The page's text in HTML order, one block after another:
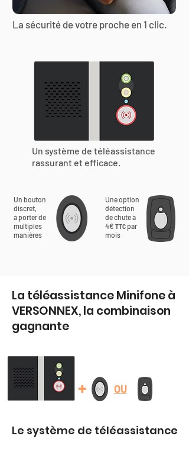
La sécurité de votre proche en 1 clic.
Un système de téléassistance
rassurant et efficace.
Un bouton
discret,
à porter de
multiples
manières
Une option
détection
de chute à
4€ TTC par
mois
La téléassistance Minifone à
VERSONNEX, la combinaison
gagnante
+ OU
Le système de téléassistance